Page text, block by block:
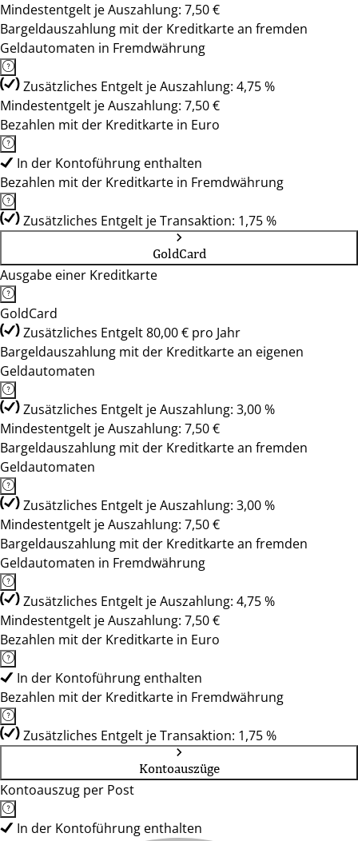
Mindestentgelt je Auszahlung: 7,50 €
Bargeldauszahlung mit der Kreditkarte an fremden
Geldautomaten in Fremdwährung
Zusätzliches Entgelt je Auszahlung: 4,75 %
Mindestentgelt je Auszahlung: 7,50 €
Bezahlen mit der Kreditkarte in Euro
In der Kontoführung enthalten
Bezahlen mit der Kreditkarte in Fremdwährung
Zusätzliches Entgelt je Transaktion: 1,75 %
GoldCard
Ausgabe einer Kreditkarte
GoldCard
Zusätzliches Entgelt 80,00 € pro Jahr
Bargeldauszahlung mit der Kreditkarte an eigenen
Geldautomaten
Zusätzliches Entgelt je Auszahlung: 3,00 %
Mindestentgelt je Auszahlung: 7,50 €
Bargeldauszahlung mit der Kreditkarte an fremden
Geldautomaten
Zusätzliches Entgelt je Auszahlung: 3,00 %
Mindestentgelt je Auszahlung: 7,50 €
Bargeldauszahlung mit der Kreditkarte an fremden
Geldautomaten in Fremdwährung
Zusätzliches Entgelt je Auszahlung: 4,75 %
Mindestentgelt je Auszahlung: 7,50 €
Bezahlen mit der Kreditkarte in Euro
In der Kontoführung enthalten
Bezahlen mit der Kreditkarte in Fremdwährung
Zusätzliches Entgelt je Transaktion: 1,75 %
Kontoauszüge
Kontoauszug per Post
In der Kontoführung enthalten